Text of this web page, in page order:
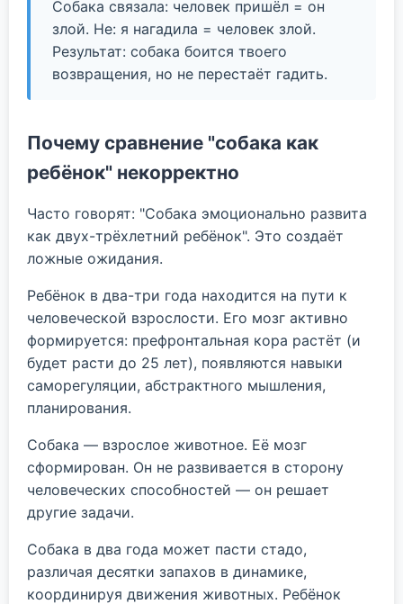
Собака связала: человек пришёл = он
злой. Не: я нагадила = человек злой.
Результат: собака боится твоего
возвращения, но не перестаёт гадить.
Почему сравнение "собака как
ребёнок" некорректно
Часто говорят: "Собака эмоционально развита
как двух-трёхлетний ребёнок". Это создаёт
ложные ожидания.
Ребёнок в два-три года находится на пути к
человеческой взрослости. Его мозг активно
формируется: префронтальная кора растёт (и
будет расти до 25 лет), появляются навыки
саморегуляции, абстрактного мышления,
планирования.
Собака — взрослое животное. Её мозг
сформирован. Он не развивается в сторону
человеческих способностей — он решает
другие задачи.
Собака в два года может пасти стадо,
различая десятки запахов в динамике,
координируя движения животных. Ребёнок